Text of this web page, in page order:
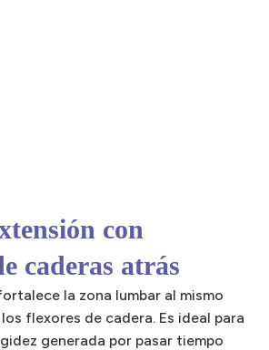
con
caderas atrás
la zona lumbar al mismo
flexores de cadera. Es ideal para
generada por pasar tiempo